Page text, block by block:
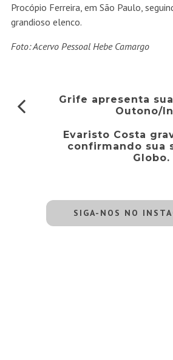
Procópio Ferreira, em São Paulo,
grandioso elenco.
Foto:Acervo Pessoal Hebe Camargo
Grife apresenta
Outono/
Evaristo Costa
confirmando sua
Globo.
SIGA-NOS NO